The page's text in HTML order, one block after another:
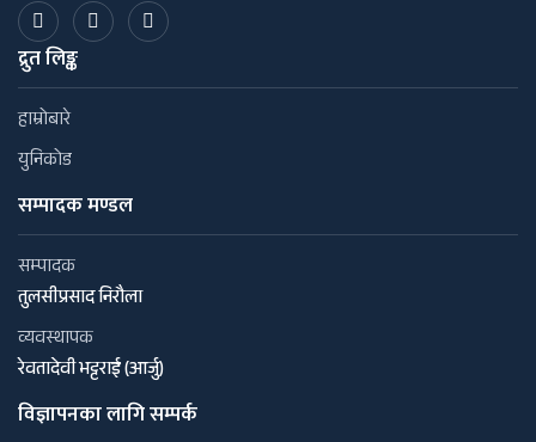
द्रुत लिङ्क
हाम्रोबारे
युनिकोड
सम्पादक मण्डल
सम्पादक
तुलसीप्रसाद निरौला
व्यवस्थापक
रेवतादेवी भट्टराई (आर्जु)
विज्ञापनका लागि सम्पर्क